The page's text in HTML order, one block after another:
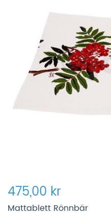
475,00 kr
Mattablett Rönnbär